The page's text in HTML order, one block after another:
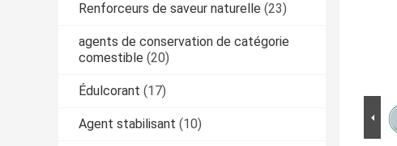
Renforceurs de saveur naturelle (23)
agents de conservation de catégorie
comestible (20)
Édulcorant (17)
Agent stabilisant (10)